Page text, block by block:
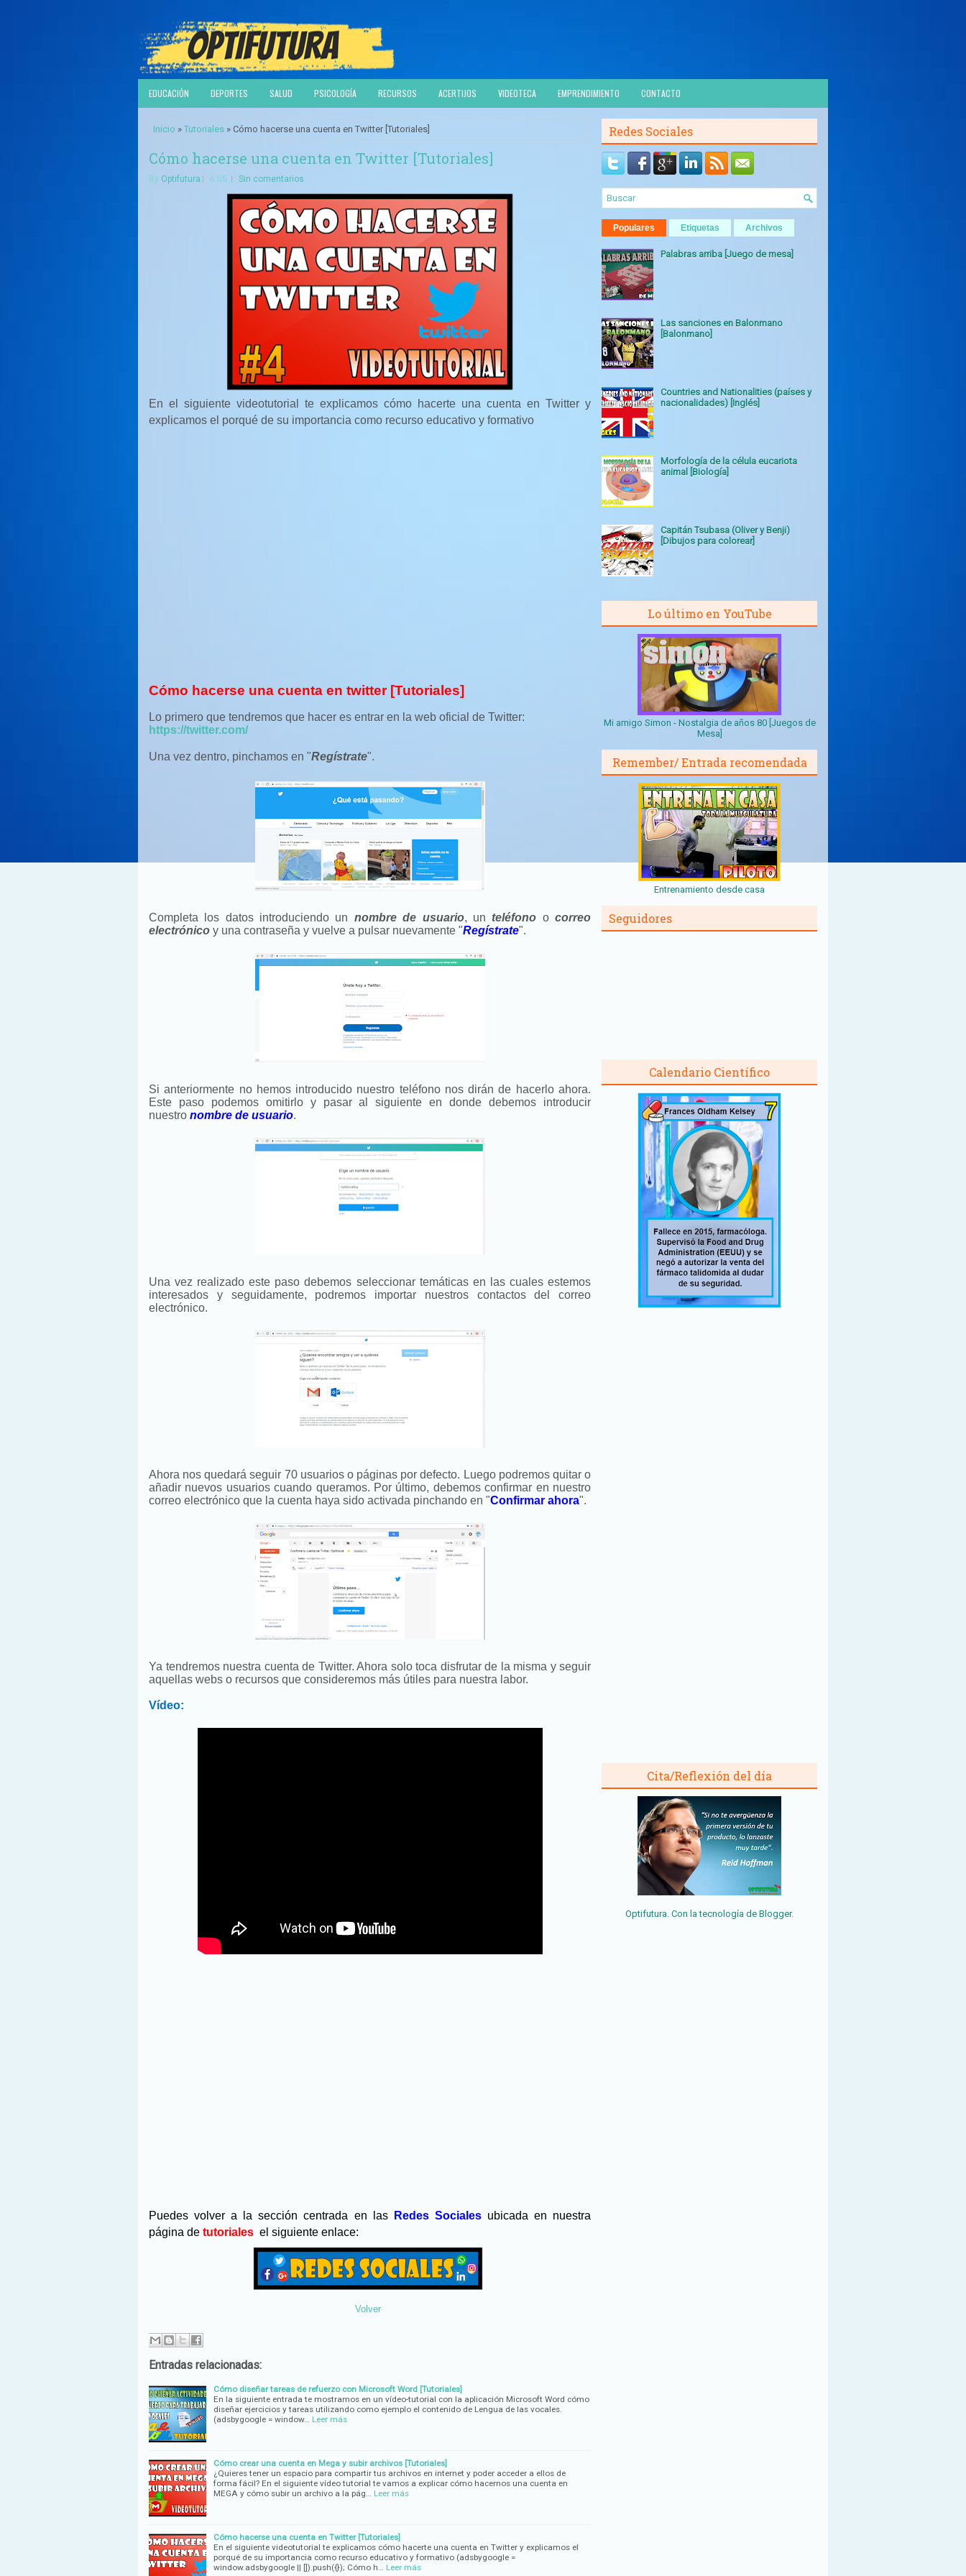
EDUCACIÓN DEPORTES SALUD PSICOLOGÍA RECURSOS ACERTIJOS VIDEOTECA EMPRENDIMIENTO CONTACTO
Inicio » Tutoriales » Cómo hacerse una cuenta en Twitter [Tutoriales]
Cómo hacerse una cuenta en Twitter [Tutoriales]
By Optifutura 6:05 Sin comentarios
En el siguiente videotutorial te explicamos cómo hacerte una cuenta en Twitter y
explicamos el porqué de su importancia como recurso educativo y formativo
Cómo hacerse una cuenta en twitter [Tutoriales]
Lo primero que tendremos que hacer es entrar en la web oficial de Twitter:
https://twitter.com/
Una vez dentro, pinchamos en "Regístrate".
Completa los datos introduciendo un nombre de usuario, un teléfono ocorreo
electrónico y una contraseña y vuelve a pulsar nuevamente "Regístrate".
Si anteriormente no hemos introducido nuestro teléfono nos dirán de hacerlo ahora.
Este paso podemos omitirlo y pasar al siguiente en donde debemos introducir
nuestro nombre de usuario.
Una vez realizado este paso debemos seleccionar temáticas en las cuales estemos
interesados y seguidamente, podremos importar nuestros contactos del correo
electrónico.
Ahora nos quedará seguir 70 usuarios o páginas por defecto. Luego podremos quitar o
añadir nuevos usuarios cuando queramos. Por último, debemos confirmar en nuestro
correo electrónico que la cuenta haya sido activada pinchando en "Confirmar ahora".
Ya tendremos nuestra cuenta de Twitter. Ahora solo toca disfrutar de la misma y seguir
aquellas webs o recursos que consideremos más útiles para nuestra labor.
Vídeo:
Puedes volver a la sección centrada en las Redes Sociales ubicada en nuestra
página de tutoriales el siguiente enlace:
Volver
Entradas relacionadas:
Cómo diseñar tareas de refuerzo con Microsoft Word [Tutoriales]
En la siguiente entrada te mostramos en un vídeo-tutorial con la aplicación Microsoft Word cómo
diseñar ejercicios y tareas utilizando como ejemplo el contenido de Lengua de las vocales.
(adsbygoogle = window… Leer más
Cómo crear una cuenta en Mega y subir archivos [Tutoriales]
¿Quieres tener un espacio para compartir tus archivos en internet y poder acceder a ellos de
forma fácil? En el siguiente vídeo tutorial te vamos a explicar cómo hacernos una cuenta en
MEGA y cómo subir un archivo a la pág… Leer más
Cómo hacerse una cuenta en Twitter [Tutoriales]
En el siguiente videotutorial te explicamos cómo hacerte una cuenta en Twitter y explicamos el
porqué de su importancia como recurso educativo y formativo (adsbygoogle =
window.adsbygoogle || []).push({}); Cómo h… Leer más
Redes Sociales
Populares Etiquetas Archivos
Palabras arriba [Juego de mesa]
Las sanciones en Balonmano
[Balonmano]
Countries and Nationalities (países y
nacionalidades) [Inglés]
Morfología de la célula eucariota
animal [Biología]
Capitán Tsubasa (Oliver y Benji)
[Dibujos para colorear]
Lo último en YouTube
Mi amigo Simon - Nostalgia de años 80 [Juegos de
Mesa]
Remember/ Entrada recomendada
Entrenamiento desde casa
Seguidores
Calendario Científico
Cita/Reflexión del día
Optifutura. Con la tecnología de Blogger.